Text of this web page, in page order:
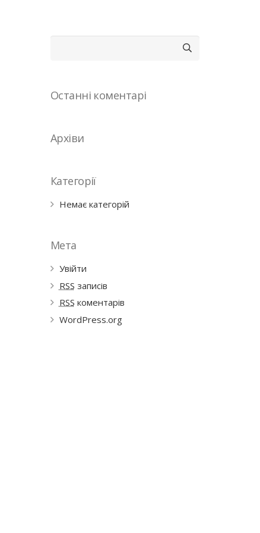
Останні коментарі
Архіви
Категорії
Немає категорій
Мета
Увійти
RSS записів
RSS коментарів
WordPress.org